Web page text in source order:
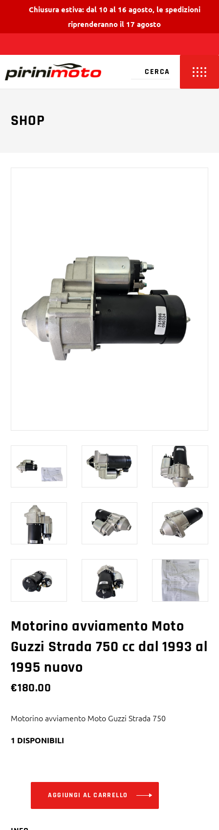
Chiusura estiva: dal 10 al 16 agosto, le spedizioni
riprenderanno il 17 agosto
SHOP
Motorino avviamento Moto
Guzzi Strada 750 cc dal 1993 al
1995 nuovo
€180.00
Motorino avviamento Moto Guzzi Strada 750
1 DISPONIBILI
AGGIUNGI AL CARRELLO